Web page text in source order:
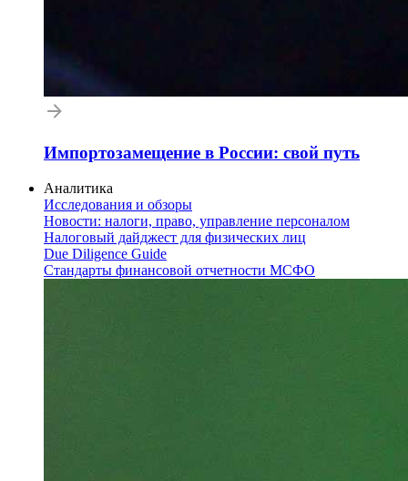
Импортозамещение в России: свой путь
Аналитика
Исследования и обзоры
Новости: налоги, право, управление персоналом
Налоговый дайджест для физических лиц
Due Diligence Guide
Стандарты финансовой отчетности МСФО